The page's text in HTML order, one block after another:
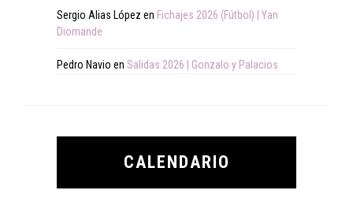
Sergio Alias López en Fichajes 2026 (Fútbol) | Yan
Diomande
Pedro Navio en Salidas 2026 | Gonzalo y Palacios
CALENDARIO